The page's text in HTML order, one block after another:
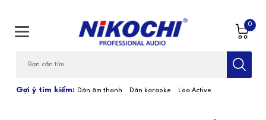
Gợi ý tìm kiếm: Dàn âm thanh Dàn karaoke Loa Active
0